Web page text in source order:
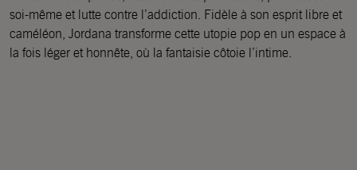
soi-même et lutte contre l’addiction. Fidèle à son esprit libre et
caméléon, Jordana transforme cette utopie pop en un espace à
la fois léger et honnête, où la fantaisie côtoie l’intime.